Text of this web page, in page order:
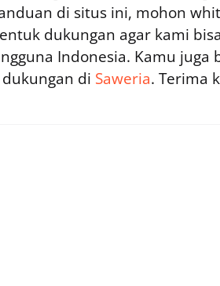
di situs ini, mohon
dukungan agar kami
Indonesia. Kamu juga
di Saweria. Terima